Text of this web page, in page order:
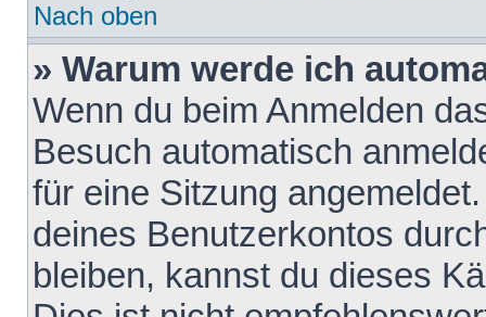
Nach oben
» Warum werde ich
Wenn du beim Anmelden
Besuch automatisch
für eine Sitzung
deines Benutzerkontos
bleiben, kannst du dieses